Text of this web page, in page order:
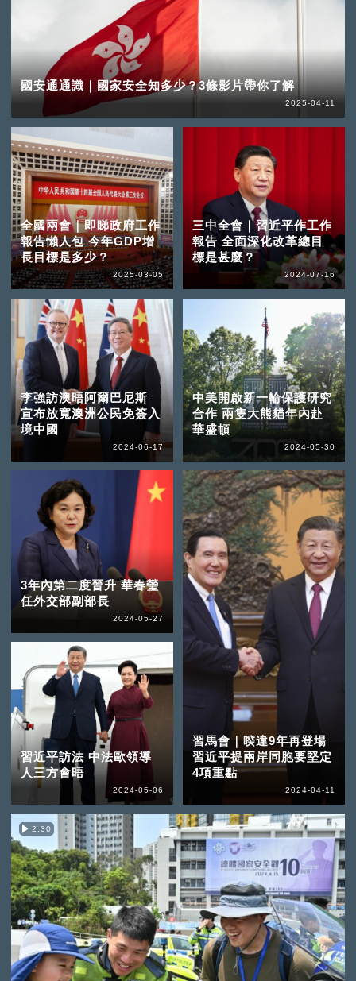
國安通通識｜國家安全知多少？3條影片帶你了解
2025-04-11
全國兩會｜即睇政府工作
報告懶人包 今年GDP增
長目標是多少？
2025-03-05
三中全會｜習近平作工作
報告 全面深化改革總目
標是甚麼？
2024-07-16
李強訪澳晤阿爾巴尼斯
宣布放寬澳洲公民免簽入
境中國
2024-06-17
中美開啟新一輪保護研究
合作 兩隻大熊貓年內赴
華盛頓
2024-05-30
3年內第二度晉升 華春瑩
任外交部副部長
2024-05-27
習近平訪法 中法歐領導
人三方會晤
2024-05-06
2:30
習馬會｜暌違9年再登場
習近平提兩岸同胞要堅定
4項重點
2024-04-11